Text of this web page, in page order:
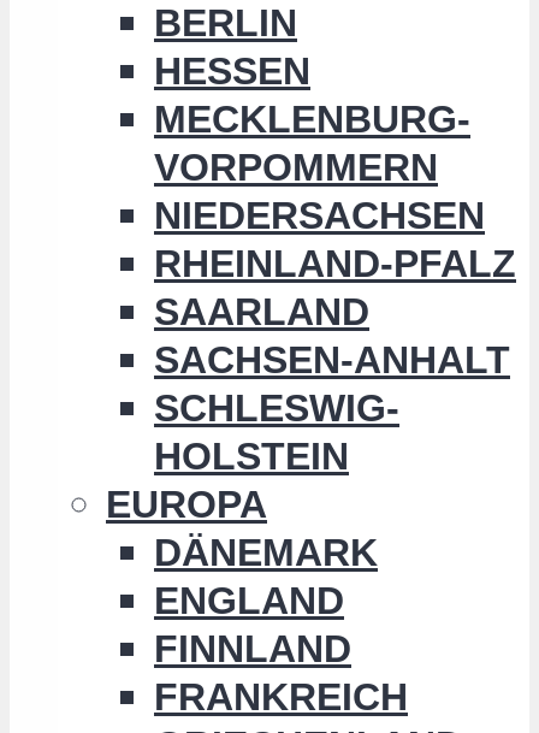
BERLIN
HESSEN
MECKLENBURG-
VORPOMMERN
NIEDERSACHSEN
RHEINLAND-PFALZ
SAARLAND
SACHSEN-ANHALT
SCHLESWIG-
HOLSTEIN
EUROPA
DÄNEMARK
ENGLAND
FINNLAND
FRANKREICH